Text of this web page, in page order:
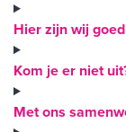
Hier zijn wij
Kom je er niet
Met ons